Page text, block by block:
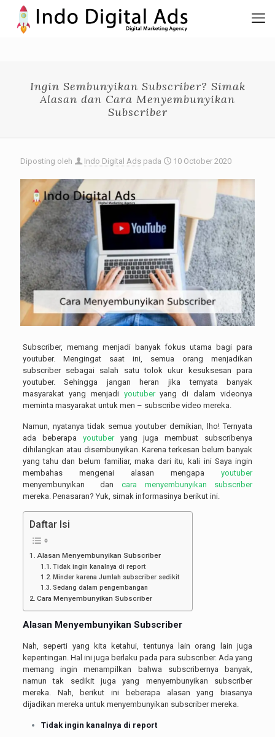
Ingin Sembunyikan Subscriber? Simak
Alasan dan Cara Menyembunyikan
Subscriber
Diposting oleh Indo Digital Ads pada 10 October 2020
Subscriber, memang menjadi banyak fokus utama bagi para
youtuber. Mengingat saat ini, semua orang menjadikan
subscriber sebagai salah satu tolok ukur kesuksesan para
youtuber. Sehingga jangan heran jika ternyata banyak
masyarakat yang menjadi youtuberyang di dalam videonya
meminta masyarakat untuk men – subscribe video mereka.
Namun, nyatanya tidak semua youtuber demikian, lho! Ternyata
ada beberapa youtuberyang juga membuat subscribenya
dihilangkan atau disembunyikan. Karena terkesan belum banyak
yang tahu dan belum familiar, maka dari itu, kali ini Saya ingin
membahas mengenai alasan mengapayoutuber
menyembunyikan dan cara menyembunyikan subscriber
mereka. Penasaran? Yuk, simak informasinya berikut ini.
Daftar Isi
Alasan Menyembunyikan Subscriber
Tidak ingin kanalnya di report
Minder karena Jumlah subscriber sedikit
Sedang dalam pengembangan
Cara Menyembunyikan Subscriber
Alasan Menyembunyikan Subscriber
Nah, seperti yang kita ketahui, tentunya lain orang lain juga
kepentingan. Hal ini juga berlaku pada para subscriber. Ada yang
memang ingin menampilkan bahwa subscribernya banyak,
namun tak sedikit juga yang menyembunyikan subscriber
mereka. Nah, berikut ini beberapa alasan yang biasanya
dijadikan mereka untuk menyembunyikan subscriber mereka.
Tidak ingin kanalnya di report